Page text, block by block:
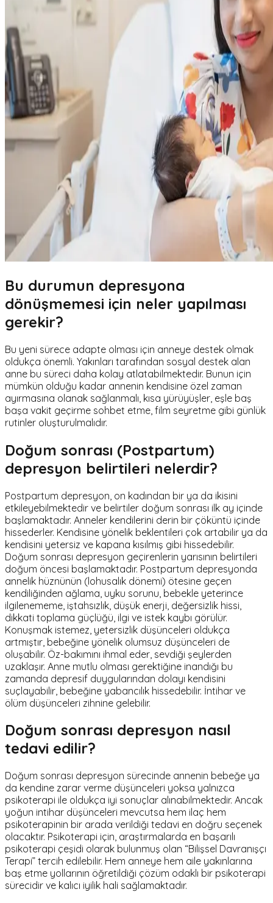
Bu durumun depresyona
dönüşmemesi için neler yapılması
gerekir?
Bu yeni sürece adapte olması için anneye destek olmak
oldukça önemli. Yakınları tarafından sosyal destek alan
anne bu süreci daha kolay atlatabilmektedir. Bunun için
mümkün olduğu kadar annenin kendisine özel zaman
ayırmasına olanak sağlanmalı, kısa yürüyüşler, eşle baş
başa vakit geçirme sohbet etme, film seyretme gibi günlük
rutinler oluşturulmalıdır.
Doğum sonrası (Postpartum)
depresyon belirtileri nelerdir?
Postpartum depresyon, on kadından bir ya da ikisini
etkileyebilmektedir ve belirtiler doğum sonrası ilk ay içinde
başlamaktadır. Anneler kendilerini derin bir çöküntü içinde
hissederler. Kendisine yönelik beklentileri çok artabilir ya da
kendisini yetersiz ve kapana kısılmış gibi hissedebilir.
Doğum sonrası depresyon geçirenlerin yarısının belirtileri
doğum öncesi başlamaktadır. Postpartum depresyonda
annelik hüznünün (lohusalık dönemi) ötesine geçen
kendiliğinden ağlama, uyku sorunu, bebekle yeterince
ilgilenememe, iştahsızlık, düşük enerji, değersizlik hissi,
dikkati toplama güçlüğü, ilgi ve istek kaybı görülür.
Konuşmak istemez, yetersizlik düşünceleri oldukça
artmıştır, bebeğine yönelik olumsuz düşünceleri de
oluşabilir. Öz-bakımını ihmal eder, sevdiği şeylerden
uzaklaşır. Anne mutlu olması gerektiğine inandığı bu
zamanda depresif duygularından dolayı kendisini
suçlayabilir, bebeğine yabancılık hissedebilir. İntihar ve
ölüm düşünceleri zihnine gelebilir.
Doğum sonrası depresyon nasıl
tedavi edilir?
Doğum sonrası depresyon sürecinde annenin bebeğe ya
da kendine zarar verme düşünceleri yoksa yalnızca
psikoterapi ile oldukça iyi sonuçlar alınabilmektedir. Ancak
yoğun intihar düşünceleri mevcutsa hem ilaç hem
psikoterapinin bir arada verildiği tedavi en doğru seçenek
olacaktır. Psikoterapi için, araştırmalarda en başarılı
psikoterapi çeşidi olarak bulunmuş olan “Bilişsel Davranışçı
Terapi” tercih edilebilir. Hem anneye hem aile yakınlarına
baş etme yollarının öğretildiği çözüm odaklı bir psikoterapi
sürecidir ve kalıcı iyilik hali sağlamaktadır.